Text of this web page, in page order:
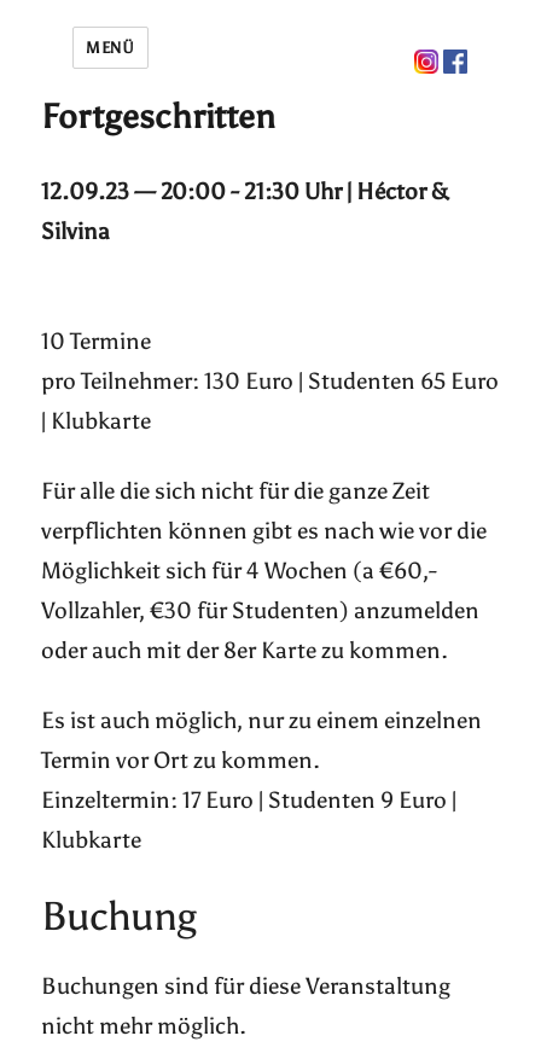
MENÜ
Fortgeschritten
12.09.23 — 20:00 - 21:30 Uhr | Héctor &
Silvina
10 Termine
pro Teilnehmer: 130 Euro | Studenten 65 Euro
| Klubkarte
Für alle die sich nicht für die ganze Zeit
verpflichten können gibt es nach wie vor die
Möglichkeit sich für 4 Wochen (a €60,-
Vollzahler, €30 für Studenten) anzumelden
oder auch mit der 8er Karte zu kommen.
Es ist auch möglich, nur zu einem einzelnen
Termin vor Ort zu kommen.
Einzeltermin: 17 Euro | Studenten 9 Euro |
Klubkarte
Buchung
Buchungen sind für diese Veranstaltung
nicht mehr möglich.